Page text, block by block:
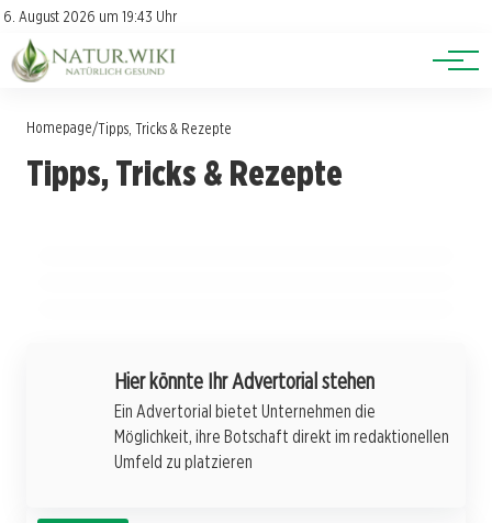
6. August 2026 um 19:43 Uhr
Account
Newsletter
Lexikon
Themen
Homepage/Tipps, Tricks & Rezepte
Tipps, Tricks & Rezepte
15. Mai 2025
Pflanzen für die Zahngesundheit – Kräuter
15. Mai 2025
Naturheilkunde für die Stimme – Kräuter bei
13. Mai 2025
Hier könnte Ihr Advertorial stehen
Ein Advertorial bietet Unternehmen die
Möglichkeit, ihre Botschaft direkt im redaktionellen
Umfeld zu platzieren